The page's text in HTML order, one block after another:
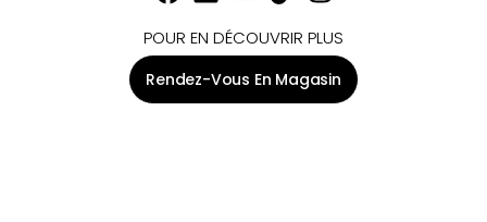
POUR EN DÉCOUVRIR PLUS
Rendez-Vous En Magasin